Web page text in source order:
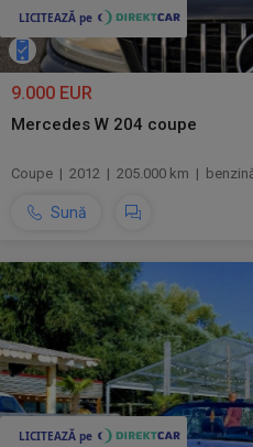
9.000 EUR
Mercedes W 204 coupe
Coupe | 2012 | 205.000 km |
Sună